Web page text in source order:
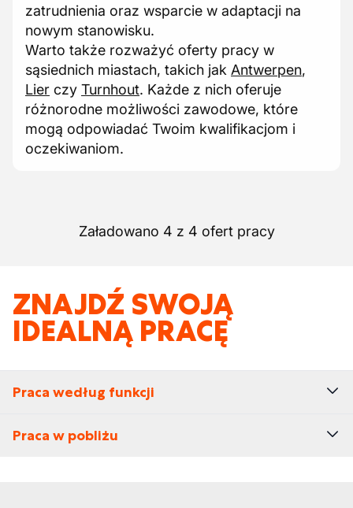
zatrudnienia oraz wsparcie w adaptacji na
nowym stanowisku.
Warto także rozważyć oferty pracy w
sąsiednich miastach, takich jak Antwerpen,
Lier czy Turnhout. Każde z nich oferuje
różnorodne możliwości zawodowe, które
mogą odpowiadać Twoim kwalifikacjom i
oczekiwaniom.
Załadowano 4 z 4 ofert pracy
ZNAJDŹ SWOJĄ
IDEALNĄ PRACĘ
Praca według funkcji
Praca w pobliżu